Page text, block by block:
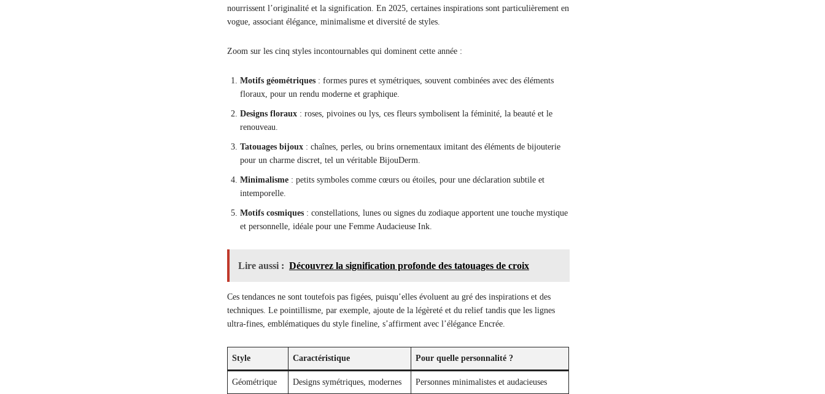
nourrissent l’originalité et la signification. En 2025, certaines inspirations sont particulièrement en
vogue, associant élégance, minimalisme et diversité de styles.
Zoom sur les cinq styles incontournables qui dominent cette année :
Motifs géométriques: formes pures et symétriques, souvent combinées avec des éléments
floraux, pour un rendu moderne et graphique.
Designs floraux: roses, pivoines ou lys, ces fleurs symbolisent la féminité, la beauté et le
renouveau.
Tatouages bijoux: chaînes, perles, ou brins ornementaux imitant des éléments de bijouterie
pour un charme discret, tel un véritable BijouDerm.
Minimalisme: petits symboles comme cœurs ou étoiles, pour une déclaration subtile et
intemporelle.
Motifs cosmiques: constellations, lunes ou signes du zodiaque apportent une touche mystique
et personnelle, idéale pour une Femme Audacieuse Ink.
Lire aussi : Découvrez la signification profonde des tatouages de croix
Ces tendances ne sont toutefois pas figées, puisqu’elles évoluent au gré des inspirations et des
techniques. Le pointillisme, par exemple, ajoute de la légèreté et du relief tandis que les lignes
ultra-fines, emblématiques du style fineline, s’affirment avec l’élégance Encrée.
Style Caractéristique Pour quelle personnalité ?
Géométrique Designs symétriques, modernes Personnes minimalistes et audacieuses